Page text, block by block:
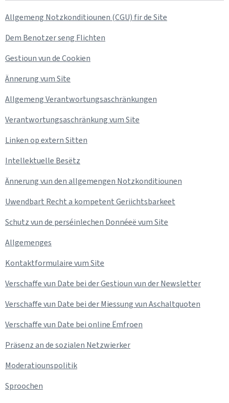
Allgemeng Notzkonditiounen (CGU) fir de Site
Dem Benotzer seng Flichten
Gestioun vun de Cookien
Ännerung vum Site
Allgemeng Verantwortungsaschränkungen
Verantwortungsaschränkung vum Site
Linken op extern Sitten
Intellektuelle Besëtz
Ännerung vun den allgemengen Notzkonditiounen
Uwendbart Recht a kompetent Geriichtsbarkeet
Schutz vun de perséinlechen Donnéeë vum Site
Allgemenges
Kontaktformulaire vum Site
Verschaffe vun Date bei der Gestioun vun derNewsletter
Verschaffe vun Date bei der Miessung vun Aschaltquoten
Verschaffe vun Date bei online Ëmfroen
Präsenz an de sozialen Netzwierker
Moderatiounspolitik
Sproochen